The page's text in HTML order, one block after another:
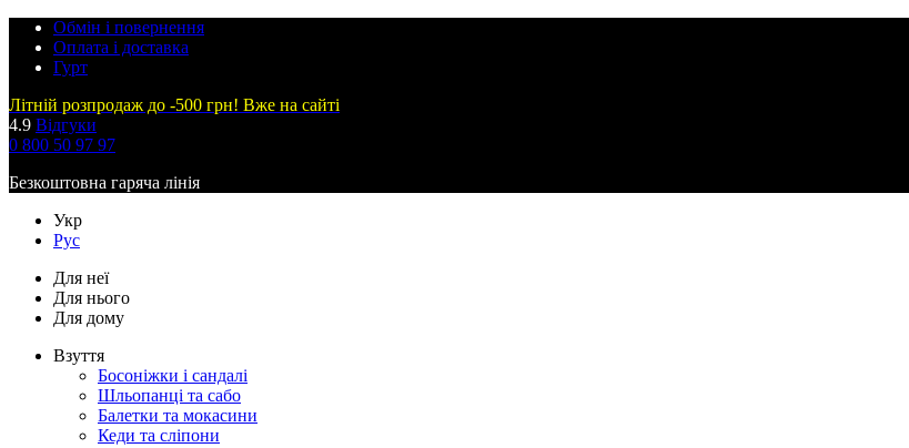
Обмін і повернення
Оплата і доставка
Гурт
Літній розпродаж до -500 грн! Вже на сайті
4.9 Відгуки
0 800 50 97 97
Безкоштовна гаряча лінія
Укр
Рус
Для неї
Для нього
Для дому
Взуття
Босоніжки і сандалі
Шльопанці та сабо
Балетки та мокасини
Кеди та сліпони